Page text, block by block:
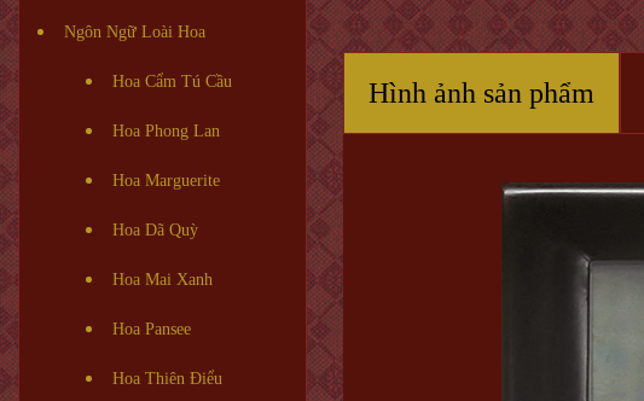
Ngôn Ngữ Loài Hoa
Hoa Cẩm Tú Cầu
Hoa Phong Lan
Hoa Marguerite
Hoa Dã Quỳ
Hoa Mai Xanh
Hoa Pansee
Hoa Thiên Điểu
Hình ảnh sản phẩm